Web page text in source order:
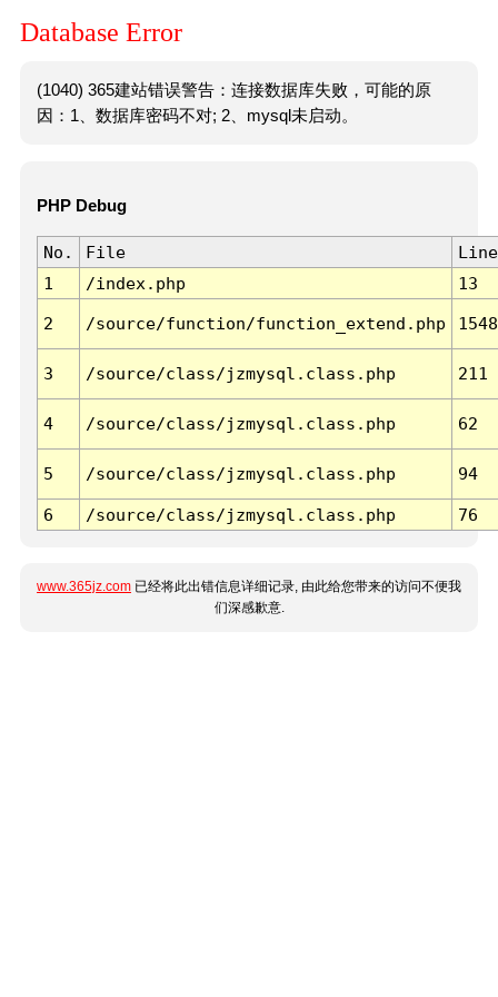
Database Error
(1040) 365建站错误警告：连接数据库失败，可能的原
因：1、数据库密码不对; 2、mysql未启动。
PHP Debug
No. File
Line
1
/index.php 13
2 /source/function/function_extend.php 1548
3 /source/class/jzmysql.class.php 211
4 /source/class/jzmysql.class.php 62
5 /source/class/jzmysql.class.php 94
6 /source/class/jzmysql.class.php 76
www.365jz.com 已经将此出错信息详细记录, 由此给您带来的访问不便我
们深感歉意.